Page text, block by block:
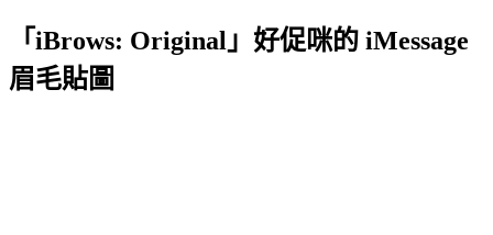
「iBrows: Original」好促咪的 iMessage
眉毛貼圖